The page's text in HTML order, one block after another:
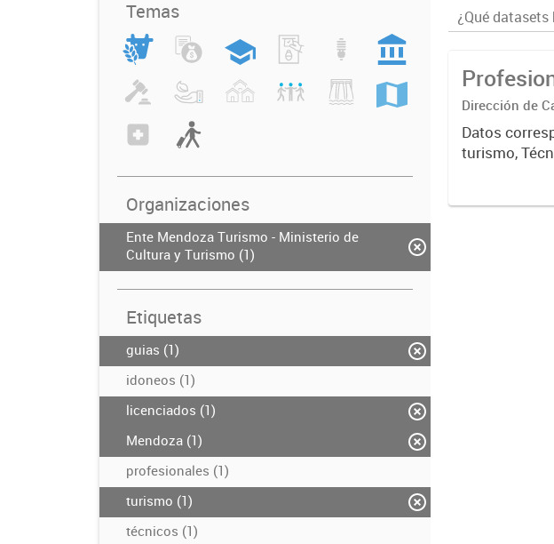
Temas
Organizaciones
Ente Mendoza Turismo - Ministerio de
Cultura y Turismo (1)
Etiquetas
guias (1)
idoneos (1)
licenciados (1)
Mendoza (1)
profesionales (1)
turismo (1)
técnicos (1)
Dirección de
Datos
turismo,